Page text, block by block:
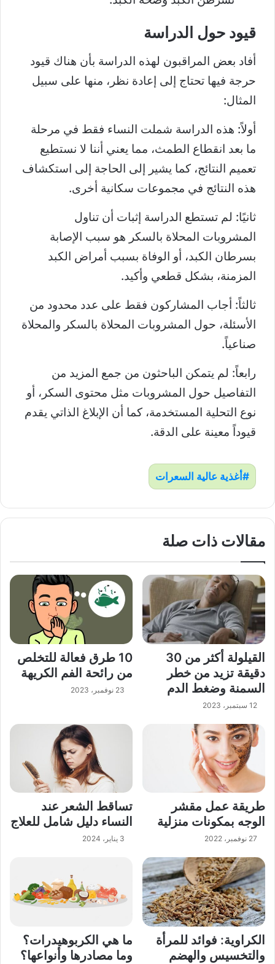
قيود حول الدراسة
أفاد بعض المراقبون لهذه الدراسة بأن هناك قيود
حرجة فيها تحتاج إلى إعادة نظر، منها على سبيل
المثال:
أولاً: هذه الدراسة شملت النساء فقط في مرحلة
ما بعد انقطاع الطمث، مما يعني أننا لا نستطيع
تعميم النتائج، كما يشير إلى الحاجة إلى استكشاف
هذه النتائج في مجموعات سكانية أخرى.
ثانيًا: لم تستطع الدراسة إثبات أن تناول
المشروبات المحلاة بالسكر هو سبب الإصابة
بسرطان الكبد، أو الوفاة بسبب أمراض الكبد
المزمنة، بشكل قطعي وأكيد.
ثالثاً: أجاب المشاركون فقط على عدد محدود من
الأسئلة، حول المشروبات المحلاة بالسكر والمحلاة
صناعياً.
رابعاً: لم يتمكن الباحثون من جمع المزيد من
التفاصيل حول المشروبات مثل محتوى السكر، أو
نوع التحلية المستخدمة، كما أن الإبلاغ الذاتي يقدم
قيوداً معينة على الدقة.
أغذية عالية السعرات
مقالات ذات صلة
القيلولة أكثر من 30
دقيقة تزيد من خطر
السمنة وضغط الدم
12 سبتمبر، 2023
10 طرق فعالة للتخلص
من رائحة الفم الكريهة
23 نوفمبر، 2023
طريقة عمل مقشر
الوجه بمكونات منزلية
27 نوفمبر، 2022
تساقط الشعر عند
النساء دليل شامل للعلاج
3 يناير، 2024
الكراوية: فوائد للمرأة
والتخسيس والهضم
ما هي الكربوهيدرات؟
وما مصادرها وأنواعها؟